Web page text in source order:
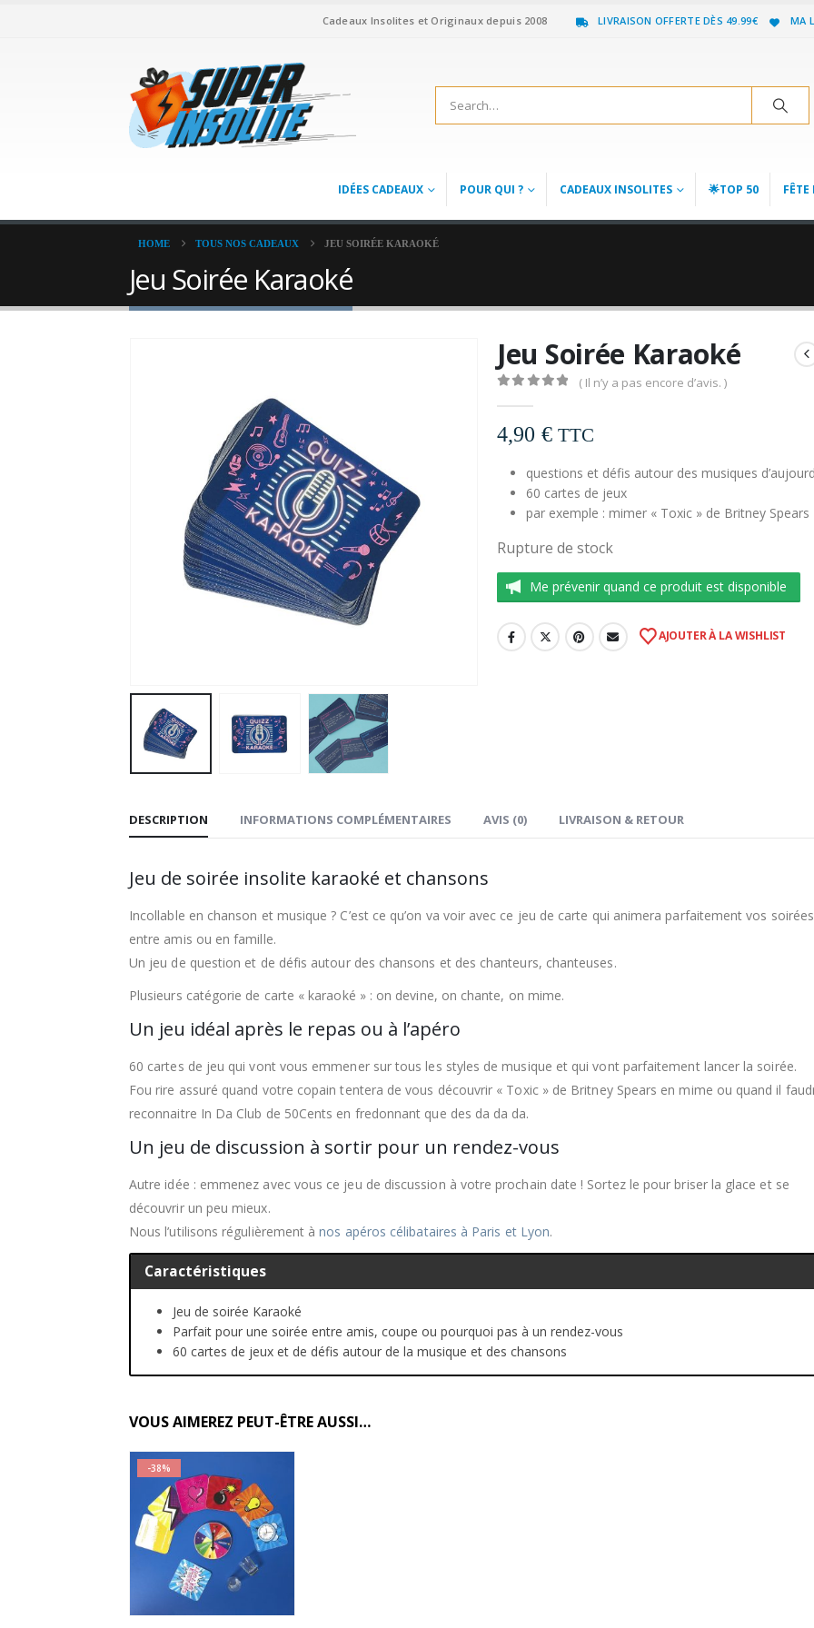
Cadeaux Insolites et Originaux depuis 2008 LIVRAISON OFFERTE DÈS 49.99€ MA
IDÉES CADEAUX POUR QUI ? CADEAUX INSOLITES 🌟TOP 50 FÊTE
HOME TOUS NOS CADEAUX JEU SOIRÉE KARAOKÉ
Jeu Soirée Karaoké
Jeu Soirée Karaoké
( Il n’y a pas encore d’avis. )
4,90 € TTC
questions et défis autour des musiques
60 cartes de jeux
par exemple : mimer « Toxic » de Britney Spears
Rupture de stock
Me prévenir quand ce produit est disponible
AJOUTER À LA WISHLIST
DESCRIPTION INFORMATIONS COMPLÉMENTAIRES AVIS (0) LIVRAISON & RETOUR
Jeu de soirée insolite karaoké et chansons
Incollable en chanson et musique ? C’est ce qu’on va voir avec ce jeu de carte qui animera parfaitement vos soirées
entre amis ou en famille.
Un jeu de question et de défis autour des chansons et des chanteurs, chanteuses.
Plusieurs catégorie de carte « karaoké » : on devine, on chante, on mime.
Un jeu idéal après le repas ou à l’apéro
60 cartes de jeu qui vont vous emmener sur tous les styles de musique et qui vont parfaitement lancer la soirée.
Fou rire assuré quand votre copain tentera de vous découvrir « Toxic » de Britney Spears en mime ou quand il
reconnaitre In Da Club de 50Cents en fredonnant que des da da da.
Un jeu de discussion à sortir pour un rendez-vous
Autre idée : emmenez avec vous ce jeu de discussion à votre prochain date ! Sortez le pour briser la glace et se
découvrir un peu mieux.
Nous l’utilisons régulièrement ànos apéros célibataires à Paris et Lyon.
Caractéristiques
Jeu de soirée Karaoké
Parfait pour une soirée entre amis, coupe ou pourquoi pas à un rendez-vous
60 cartes de jeux et de défis autour de la musique et des chansons
VOUS AIMEREZ PEUT-ÊTRE AUSSI…
-38%